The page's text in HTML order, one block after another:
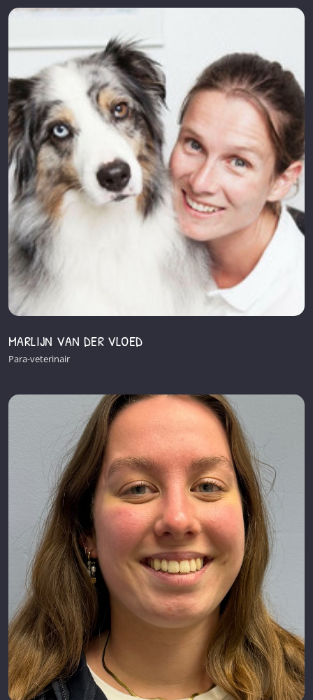
MARLIJN VAN DER VLOED
Para-veterinair